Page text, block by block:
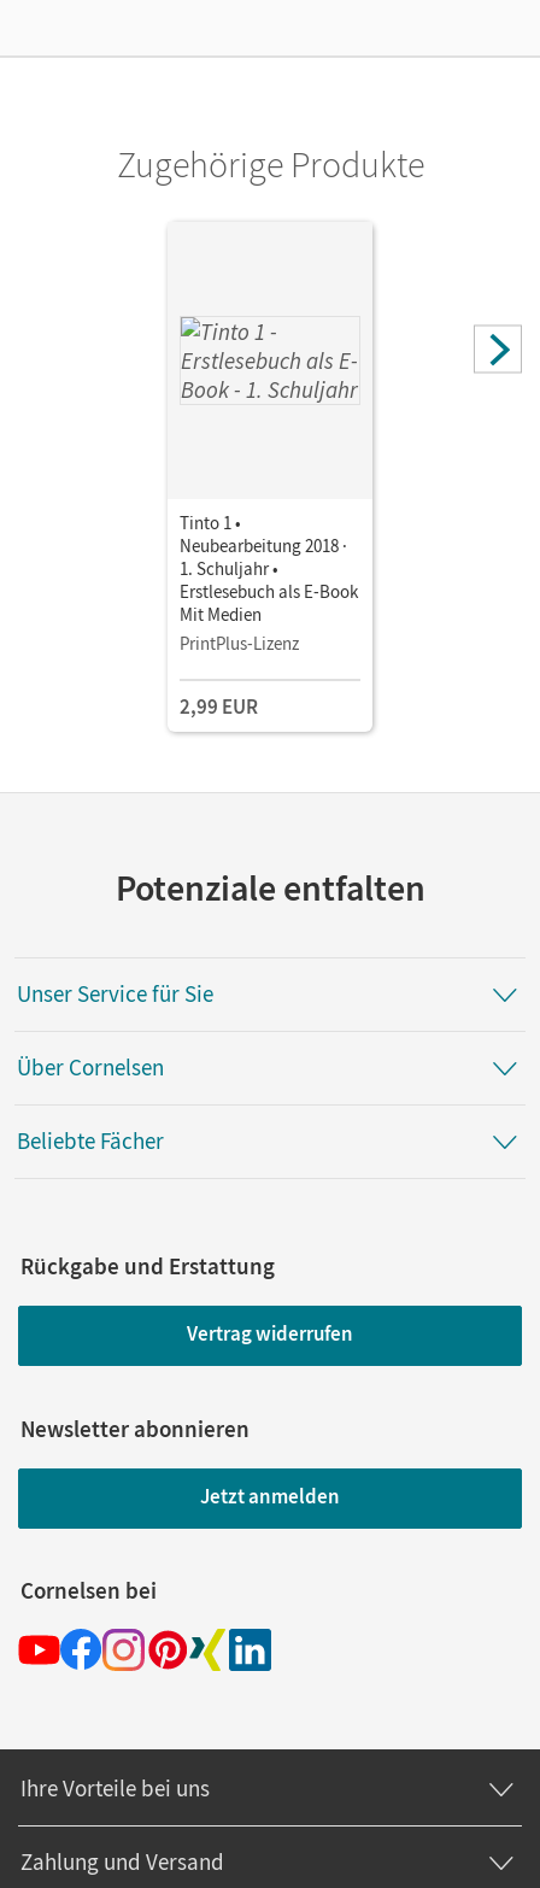
Zugehörige Produkte
Tinto 1 •
Neubearbeitung 2018 ·
1. Schuljahr •
Erstlesebuch als E-Book
Mit Medien
PrintPlus-Lizenz
2,99 EUR
Potenziale entfalten
Unser Service für Sie
Über Cornelsen
Beliebte Fächer
Rückgabe und Erstattung
Vertrag widerrufen
Newsletter abonnieren
Jetzt anmelden
Cornelsen bei
Ihre Vorteile bei uns
Zahlung und Versand